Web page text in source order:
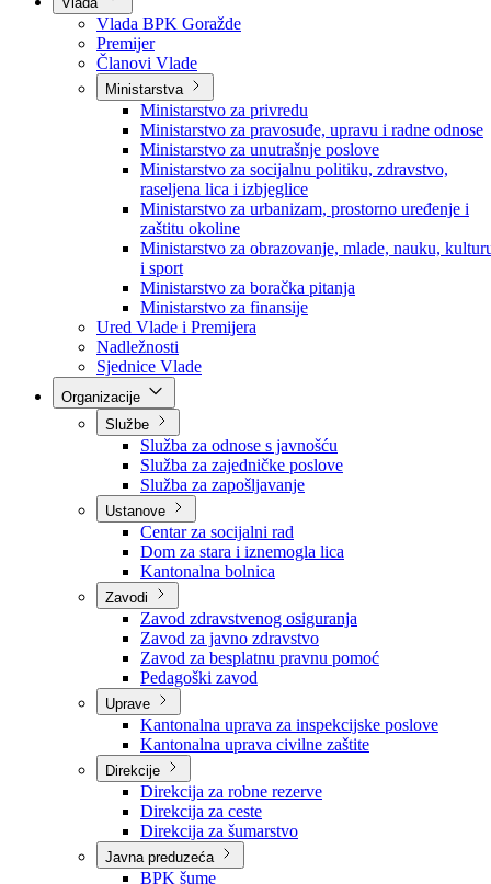
Nadležnosti
Sjednice skupštine
Vlada
Vlada BPK Goražde
Premijer
Članovi Vlade
Ministarstva
Ministarstvo za privredu
Ministarstvo za pravosuđe, upravu i radne odnose
Ministarstvo za unutrašnje poslove
Ministarstvo za socijalnu politiku, zdravstvo,
raseljena lica i izbjeglice
Ministarstvo za urbanizam, prostorno uređenje i
zaštitu okoline
Ministarstvo za obrazovanje, mlade, nauku,
i sport
Ministarstvo za boračka pitanja
Ministarstvo za finansije
Ured Vlade i Premijera
Nadležnosti
Sjednice Vlade
Službe
Služba za odnose s javnošću
Služba za zajedničke poslove
Služba za zapošljavanje
Ustanove
Centar za socijalni rad
Dom za stara i iznemogla lica
Kantonalna bolnica
Zavodi
Zavod zdravstvenog osiguranja
Zavod za javno zdravstvo
Zavod za besplatnu pravnu pomoć
Pedagoški zavod
Uprave
Kantonalna uprava za inspekcijske poslove
Kantonalna uprava civilne zaštite
Direkcije
Direkcija za robne rezerve
Direkcija za ceste